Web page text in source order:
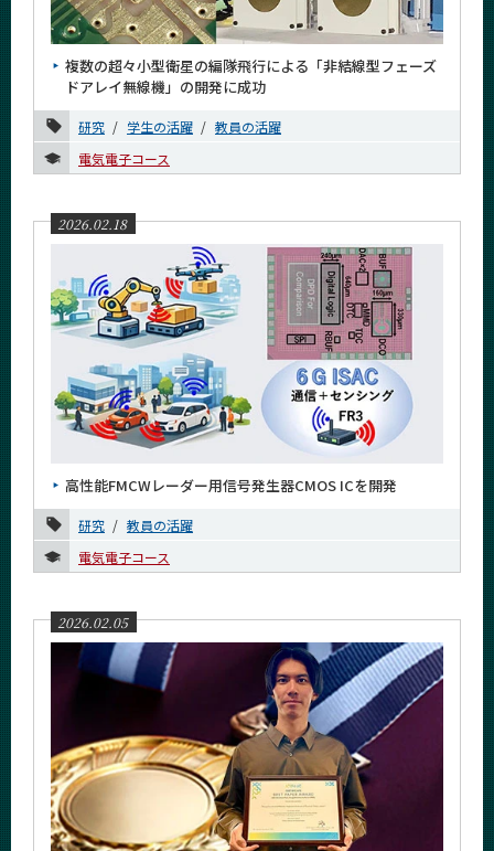
複数の超々小型衛星の編隊飛行による「非結線型フェーズ
ドアレイ無線機」の開発に成功
研究 学生の活躍
教員の活躍
電気電子コース
2026.02.18
高性能FMCWレーダー用信号発生器CMOS ICを開発
研究
教員の活躍
電気電子コース
2026.02.05
3月
2月
1月
2025年
2024年
2021年
2020年
2019年
2018年
イベントカレンダー
Event Calendar
サイト構成
学内向け情報
系詳細情報
CLOSE